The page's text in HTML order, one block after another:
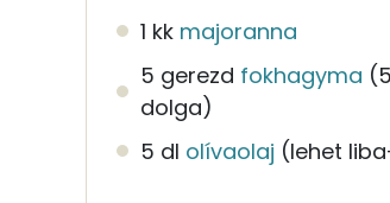
1 kk majoranna
5 gerezd fokhagyma
dolga)
5 dl olívaolaj (lehet